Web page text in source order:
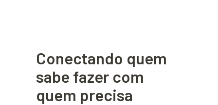
Conectando quem
sabe fazer com
quem precisa